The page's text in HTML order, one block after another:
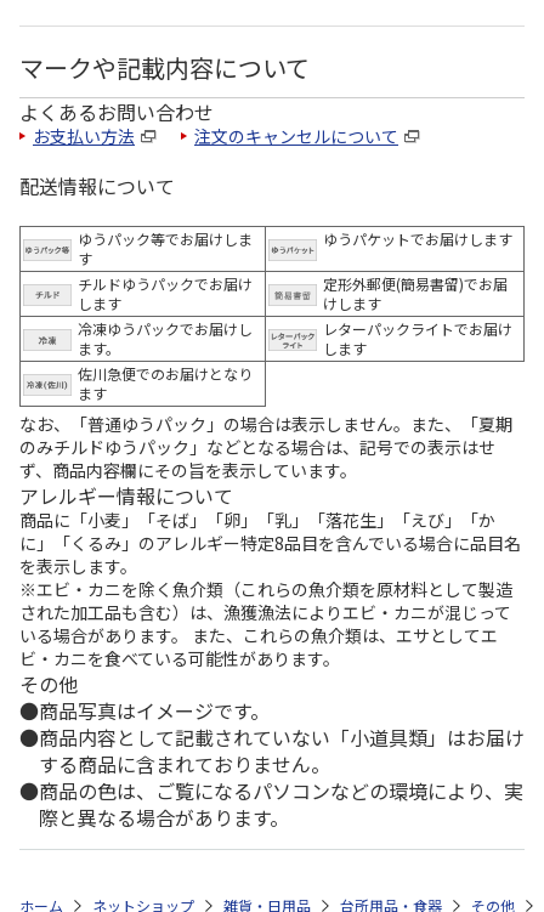
マークや記載内容について
よくあるお問い合わせ
お支払い方法 注文のキャンセルについて
配送情報について
ゆうパック等でお届けしま
す
ゆうパケットでお届けします
チルドゆうパックでお届け
します
定形外郵便(簡易書留)でお届
けします
冷凍ゆうパックでお届けし
ます。
レターパックライトでお届け
します
佐川急便でのお届けとなり
ます
なお、「普通ゆうパック」の場合は表示しません。また、「夏期
のみチルドゆうパック」などとなる場合は、記号での表示はせ
ず、商品内容欄にその旨を表示しています。
アレルギー情報について
商品に「小麦」「そば」「卵」「乳」「落花生」「えび」「か
に」「くるみ」のアレルギー特定8品目を含んでいる場合に品目名
を表示します。
※エビ・カニを除く魚介類（これらの魚介類を原材料として製造
された加工品も含む）は、漁獲漁法によりエビ・カニが混じって
いる場合があります。 また、これらの魚介類は、エサとしてエ
ビ・カニを食べている可能性があります。
その他
商品写真はイメージです。
商品内容として記載されていない「小道具類」はお届け
する商品に含まれておりません。
商品の色は、ご覧になるパソコンなどの環境により、実
際と異なる場合があります。
ホーム ネットショップ 雑貨・日用品 台所用品・食器 その他